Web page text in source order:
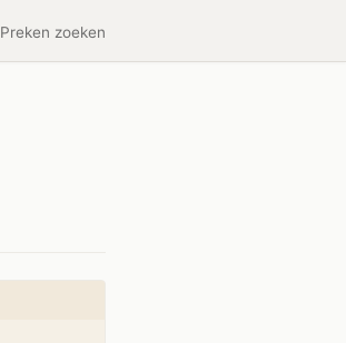
Preken zoeken